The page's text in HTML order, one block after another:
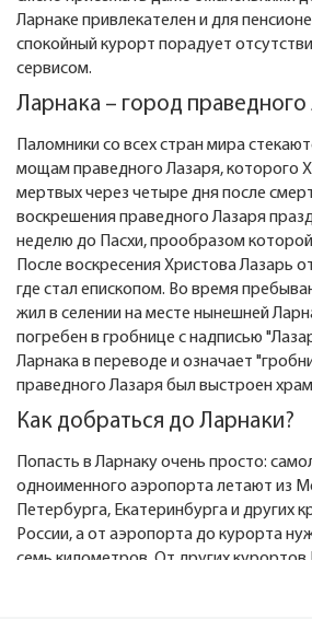
Ларнаке привлекателен и для
спокойный курорт порадует
сервисом.
Ларнака – город праведного
Паломники со всех стран мира
мощам праведного Лазаря, которого
мертвых через четыре дня после
воскрешения праведного Лазаря
неделю до Пасхи, прообразом
После воскресения Христова Лазарь
где стал епископом. Во время
жил в селении на месте нынешней
погребен в гробнице с надписью
Ларнака в переводе и означает
праведного Лазаря был выстроен
Как добраться до Ларнаки?
Попасть в Ларнаку очень просто:
одноименного аэропорта летают из
Петербурга, Екатеринбурга и других
России, а от аэропорта до курорта
семь километров. От других